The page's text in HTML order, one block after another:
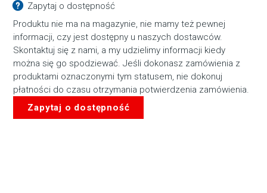
Zapytaj o dostępność
Produktu nie ma na magazynie, nie mamy też pewnej
informacji, czy jest dostępny u naszych dostawców.
Skontaktuj się z nami, a my udzielimy informacji kiedy
można się go spodziewać. Jeśli dokonasz zamówienia z
produktami oznaczonymi tym statusem, nie dokonuj
płatności do czasu otrzymania potwierdzenia zamówienia.
Zapytaj o dostępność